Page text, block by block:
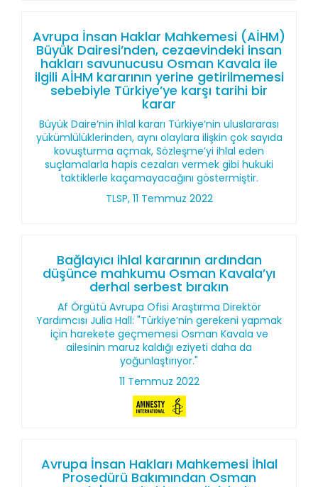
Avrupa İnsan Haklar Mahkemesi (AİHM)
Büyük Dairesi’nden, cezaevindeki insan
hakları savunucusu Osman Kavala ile
ilgili AİHM kararının yerine getirilmemesi
sebebiyle Türkiye’ye karşı tarihi bir
karar
Büyük Daire’nin ihlal kararı Türkiye’nin uluslararası
yükümlülüklerinden, aynı olaylara ilişkin çok sayıda
kovuşturma açmak, Sözleşme’yi ihlal eden
suçlamalarla hapis cezaları vermek gibi hukuki
taktiklerle kaçamayacağını göstermiştir.
TLSP, 11 Temmuz 2022
Bağlayıcı ihlal kararının ardından
düşünce mahkumu Osman Kavala’yı
derhal serbest bırakın
Af Örgütü Avrupa Ofisi Araştırma Direktör
Yardımcısı Julia Hall: "Türkiye’nin gerekeni yapmak
için harekete geçmemesi Osman Kavala ve
ailesinin maruz kaldığı eziyeti daha da
yoğunlaştırıyor."
11 Temmuz 2022
Avrupa İnsan Hakları Mahkemesi İhlal
Prosedürü Bakımından Osman